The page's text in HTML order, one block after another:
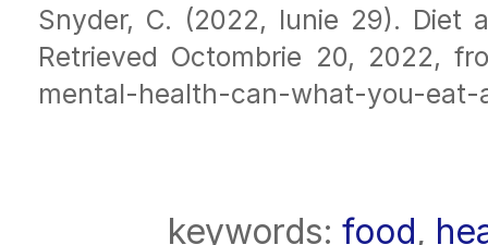
Snyder, C. (2022, Iunie 29). Diet
Retrieved Octombrie 20, 2022,
mental-health-can-what-you-
keywords: food,